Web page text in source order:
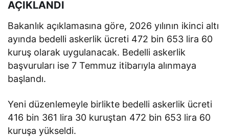
AÇIKLANDI
Bakanlık açıklamasına göre, 2026 yılının ikinci altı
ayında bedelli askerlik ücreti 472 bin 653 lira 60
kuruş olarak uygulanacak. Bedelli askerlik
başvuruları ise 7 Temmuz itibarıyla alınmaya
başlandı.
Yeni düzenlemeyle birlikte bedelli askerlik ücreti
416 bin 361 lira 30 kuruştan 472 bin 653 lira 60
kuruşa yükseldi.